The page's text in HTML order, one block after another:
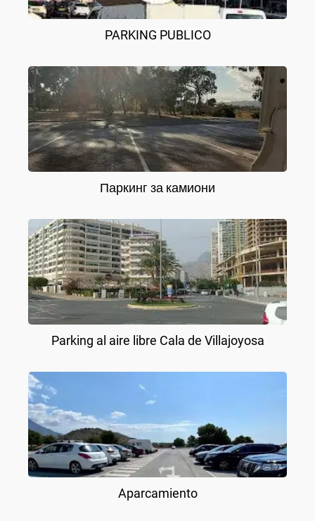
PARKING PUBLICO
Паркинг за камиони
Parking al aire libre Cala de Villajoyosa
Aparcamiento